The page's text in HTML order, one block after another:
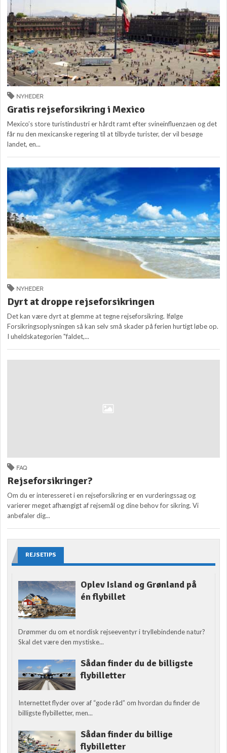
NYHEDER
Gratis rejseforsikring i Mexico
Mexico’s store turistindustri er hårdt ramt efter svineinfluenzaen og det
får nu den mexicanske regering til at tilbyde turister, der vil besøge
landet, en...
NYHEDER
Dyrt at droppe rejseforsikringen
Det kan være dyrt at glemme at tegne rejseforsikring. Ifølge
Forsikringsoplysningen så kan selv små skader på ferien hurtigt løbe op.
I uheldskategorien "faldet,...
FAQ
Rejseforsikringer?
Om du er interesseret i en rejseforsikring er en vurderingssag og
varierer meget afhængigt af rejsemål og dine behov for sikring. Vi
anbefaler dig...
REJSETIPS
Oplev Island og Grønland på
én flybillet
Drømmer du om et nordisk rejseeventyr i tryllebindende natur?
Skal det være den mystiske...
Sådan finder du de billigste
flybilletter
Internettet flyder over af “gode råd” om hvordan du finder de
billigste flybilletter, men...
Sådan finder du billige
flybilletter